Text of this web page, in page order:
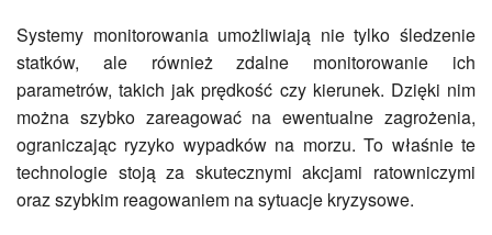
Systemy monitorowania umożliwiają nie tylko śledzenie
statków, ale również zdalne monitorowanie ich
parametrów, takich jak prędkość czy kierunek. Dzięki nim
można szybko zareagować na ewentualne zagrożenia,
ograniczając ryzyko wypadków na morzu. To właśnie te
technologie stoją za skutecznymi akcjami ratowniczymi
oraz szybkim reagowaniem na sytuacje kryzysowe.